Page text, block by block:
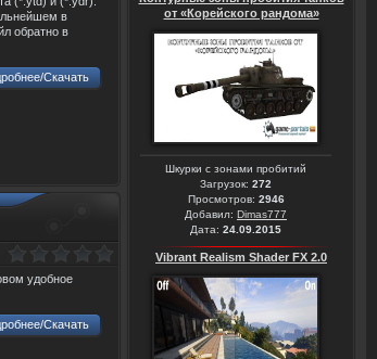
от «Корейского рандома»
Шкурки с зонами пробитий
Загрузок: 272
Просмотров: 2946
Добавил: Dimas777
Дата: 24.09.2015
Vibrant Realism Shader FX 2.0
в
обратно в
Скачать
удобное
Скачать